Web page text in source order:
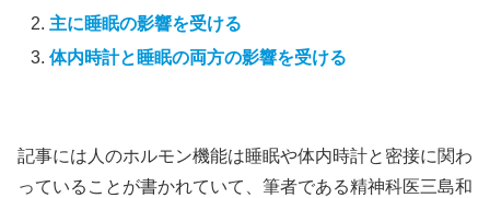
主に睡眠の影響を受ける
体内時計と睡眠の両方の影響を受ける
記事には人のホルモン機能は睡眠や体内時計と密接に関わ
っていることが書かれていて、筆者である精神科医三島和